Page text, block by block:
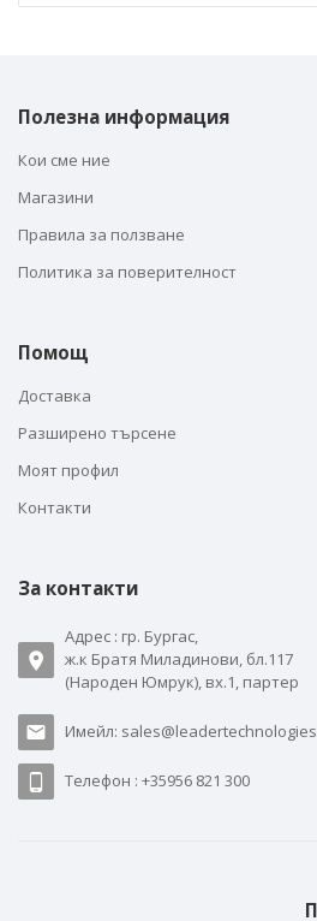
Полезна информация
Кои сме ние
Магазини
Правила за ползване
Политика за поверителност
Помощ
Доставка
Разширено търсене
Моят профил
Контакти
За контакти
Адрес : гр. Бургас,
ж.к Братя Миладинови, бл.117
(Народен Юмрук), вх.1, партер
Имейл:
Телефон : +35956 821 300